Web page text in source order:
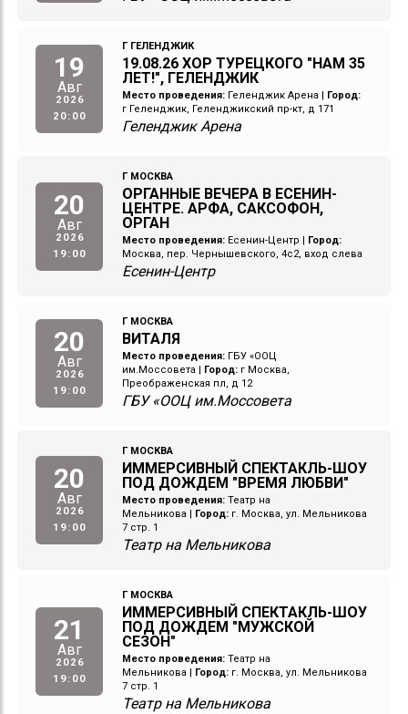
19
Авг
2026
20:00
Г ГЕЛЕНДЖИК
19.08.26 ХОР ТУРЕЦКОГО "НАМ 35
ЛЕТ!", ГЕЛЕНДЖИК
Место проведения: Геленджик Арена
Город:
г Геленджик, Геленджикский пр-кт, д 171
Геленджик Арена
20
Авг
2026
19:00
Г МОСКВА
ОРГАННЫЕ ВЕЧЕРА В ЕСЕНИН-
ЦЕНТРЕ. АРФА, САКСОФОН,
ОРГАН
Место проведения: Есенин-Центр
Город:
Москва, пер. Чернышевского, 4с2, вход слева
Есенин-Центр
20
Авг
2026
19:00
Г МОСКВА
ВИТАЛЯ
Место проведения: ГБУ «ООЦ
им.Моссовета
Город: г Москва,
Преображенская пл, д 12
ГБУ «ООЦ им.Моссовета
20
Авг
2026
19:00
Г МОСКВА
ИММЕРСИВНЫЙ СПЕКТАКЛЬ-ШОУ
ПОД ДОЖДЕМ "ВРЕМЯ ЛЮБВИ"
Место проведения: Театр на
Мельникова
Город: г. Москва, ул. Мельникова
7 стр. 1
Театр на Мельникова
21
Авг
2026
19:00
Г МОСКВА
ИММЕРСИВНЫЙ СПЕКТАКЛЬ-ШОУ
ПОД ДОЖДЕМ "МУЖСКОЙ
СЕЗОН"
Место проведения: Театр на
Мельникова
Город: г. Москва, ул. Мельникова
7 стр. 1
Театр на Мельникова